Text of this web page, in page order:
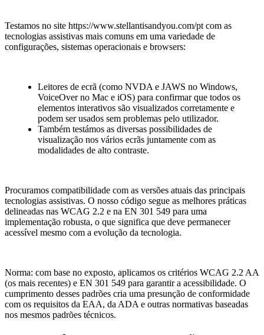
Testamos no site https://www.stellantisandyou.com/pt com as
tecnologias assistivas mais comuns em uma variedade de
configurações, sistemas operacionais e browsers:
Leitores de ecrã (como NVDA e JAWS no Windows,
VoiceOver no Mac e iOS) para confirmar que todos os
elementos interativos são visualizados corretamente e
podem ser usados sem problemas pelo utilizador.
Também testámos as diversas possibilidades de
visualização nos vários ecrãs juntamente com as
modalidades de alto contraste.
Procuramos compatibilidade com as versões atuais das principais
tecnologias assistivas. O nosso código segue as melhores práticas
delineadas nas WCAG 2.2 e na EN 301 549 para uma
implementação robusta, o que significa que deve permanecer
acessível mesmo com a evolução da tecnologia.
Norma: com base no exposto, aplicamos os critérios WCAG 2.2 AA
(os mais recentes) e EN 301 549 para garantir a acessibilidade. O
cumprimento desses padrões cria uma presunção de conformidade
com os requisitos da EAA, da ADA e outras normativas baseadas
nos mesmos padrões técnicos.